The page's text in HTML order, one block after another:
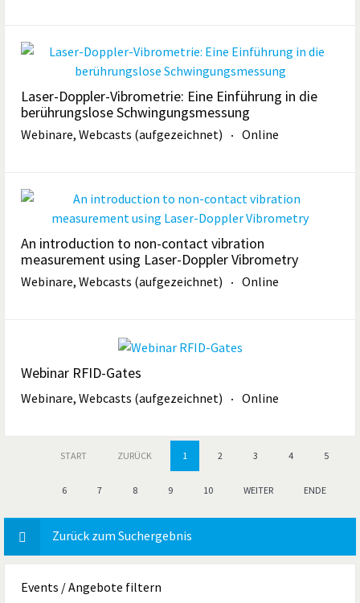
Laser-Doppler-Vibrometrie: Eine Einführung in die
berührungslose Schwingungsmessung
Webinare, Webcasts (aufgezeichnet) Online
An introduction to non-contact vibration
measurement using Laser-Doppler Vibrometry
Webinare, Webcasts (aufgezeichnet) Online
Webinar RFID-Gates
Webinare, Webcasts (aufgezeichnet) Online
START ZURÜCK 1 2 3 4 5
6 7 8 9 10 WEITER ENDE
Zurück zum Suchergebnis
Events / Angebote filtern